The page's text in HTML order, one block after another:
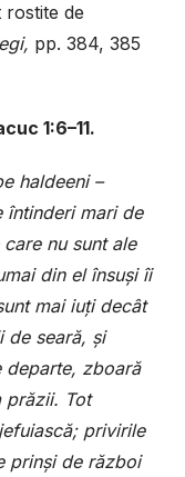
de
pp. 384, 385
1:6–11.
haldeeni –
întinderi mari de
nu sunt ale
din el însuși îi
mai iuți decât
de seară, și
departe, zboară
prăzii. Tot
privirile
prinși de război